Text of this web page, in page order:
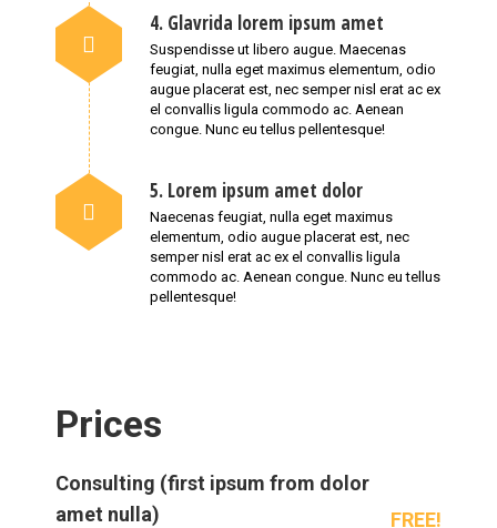
4. Glavrida lorem ipsum amet
Suspendisse ut libero augue. Maecenas
feugiat, nulla eget maximus elementum, odio
augue placerat est, nec semper nisl erat ac ex
el convallis ligula commodo ac. Aenean
congue. Nunc eu tellus pellentesque!
5. Lorem ipsum amet dolor
Naecenas feugiat, nulla eget maximus
elementum, odio augue placerat est, nec
semper nisl erat ac ex el convallis ligula
commodo ac. Aenean congue. Nunc eu tellus
pellentesque!
Prices
Consulting (first ipsum from dolor
amet nulla)
FREE!